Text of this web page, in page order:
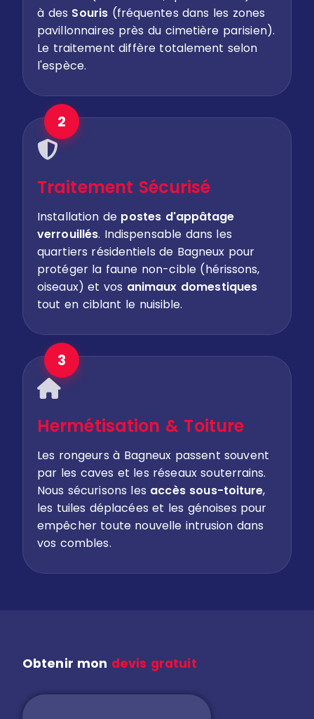
à des Souris (fréquentes dans les zones
pavillonnaires près du cimetière parisien).
Le traitement diffère totalement selon
l'espèce.
2
Traitement Sécurisé
Installation de postes d'appâtage
verrouillés. Indispensable dans les
quartiers résidentiels de Bagneux pour
protéger la faune non-cible (hérissons,
oiseaux) et vos animaux domestiques
tout en ciblant le nuisible.
3
Hermétisation & Toiture
Les rongeurs à Bagneux passent souvent
par les caves et les réseaux souterrains.
Nous sécurisons les accès sous-toiture,
les tuiles déplacées et les génoises pour
empêcher toute nouvelle intrusion dans
vos combles.
Obtenir mon devis gratuit